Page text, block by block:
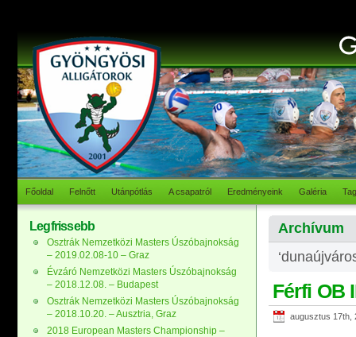
Főoldal Felnőtt Utánpótlás A csapatról Eredményeink Galéria
Archívum
Férfi OB
augusztus 17th,
Legfrissebb
Osztrák Nemzetközi Masters Úszóbajnokság
– 2019.02.08-10 – Graz
Évzáró Nemzetközi Masters Úszóbajnokság
– 2018.12.08. – Budapest
Osztrák Nemzetközi Masters Úszóbajnokság
– 2018.10.20. – Ausztria, Graz
2018 European Masters Championship –